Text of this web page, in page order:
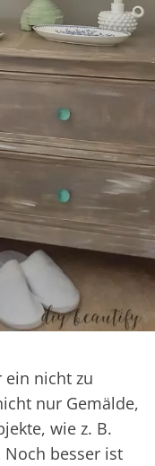
nicht zu
nur Gemälde,
wie z. B.
besser ist